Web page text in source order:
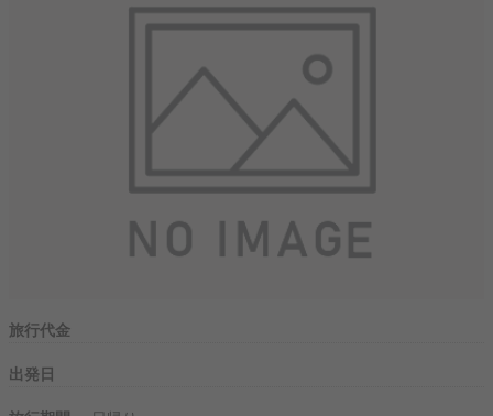
旅行代金
出発日